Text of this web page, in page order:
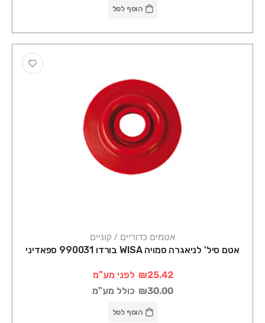
הוסף לסל
אטמים כדוריים / קוניים
אטם סיל' לניאגרה סמויה WISA בורדו 990031 ספאדיני
₪25.42 לפני מע"מ
₪30.00 כולל מע"מ
הוסף לסל